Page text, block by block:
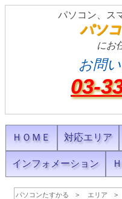
パソコン、ス
パソ
にお
お問
03-
ＨＯＭＥ 対応エリア
インフォメーション
パソコンたすかる エリア